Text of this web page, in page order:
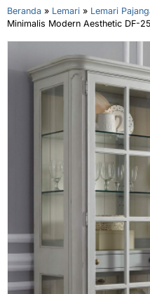
Beranda » Lemari » Lemari
Minimalis Modern Aesthetic DF-